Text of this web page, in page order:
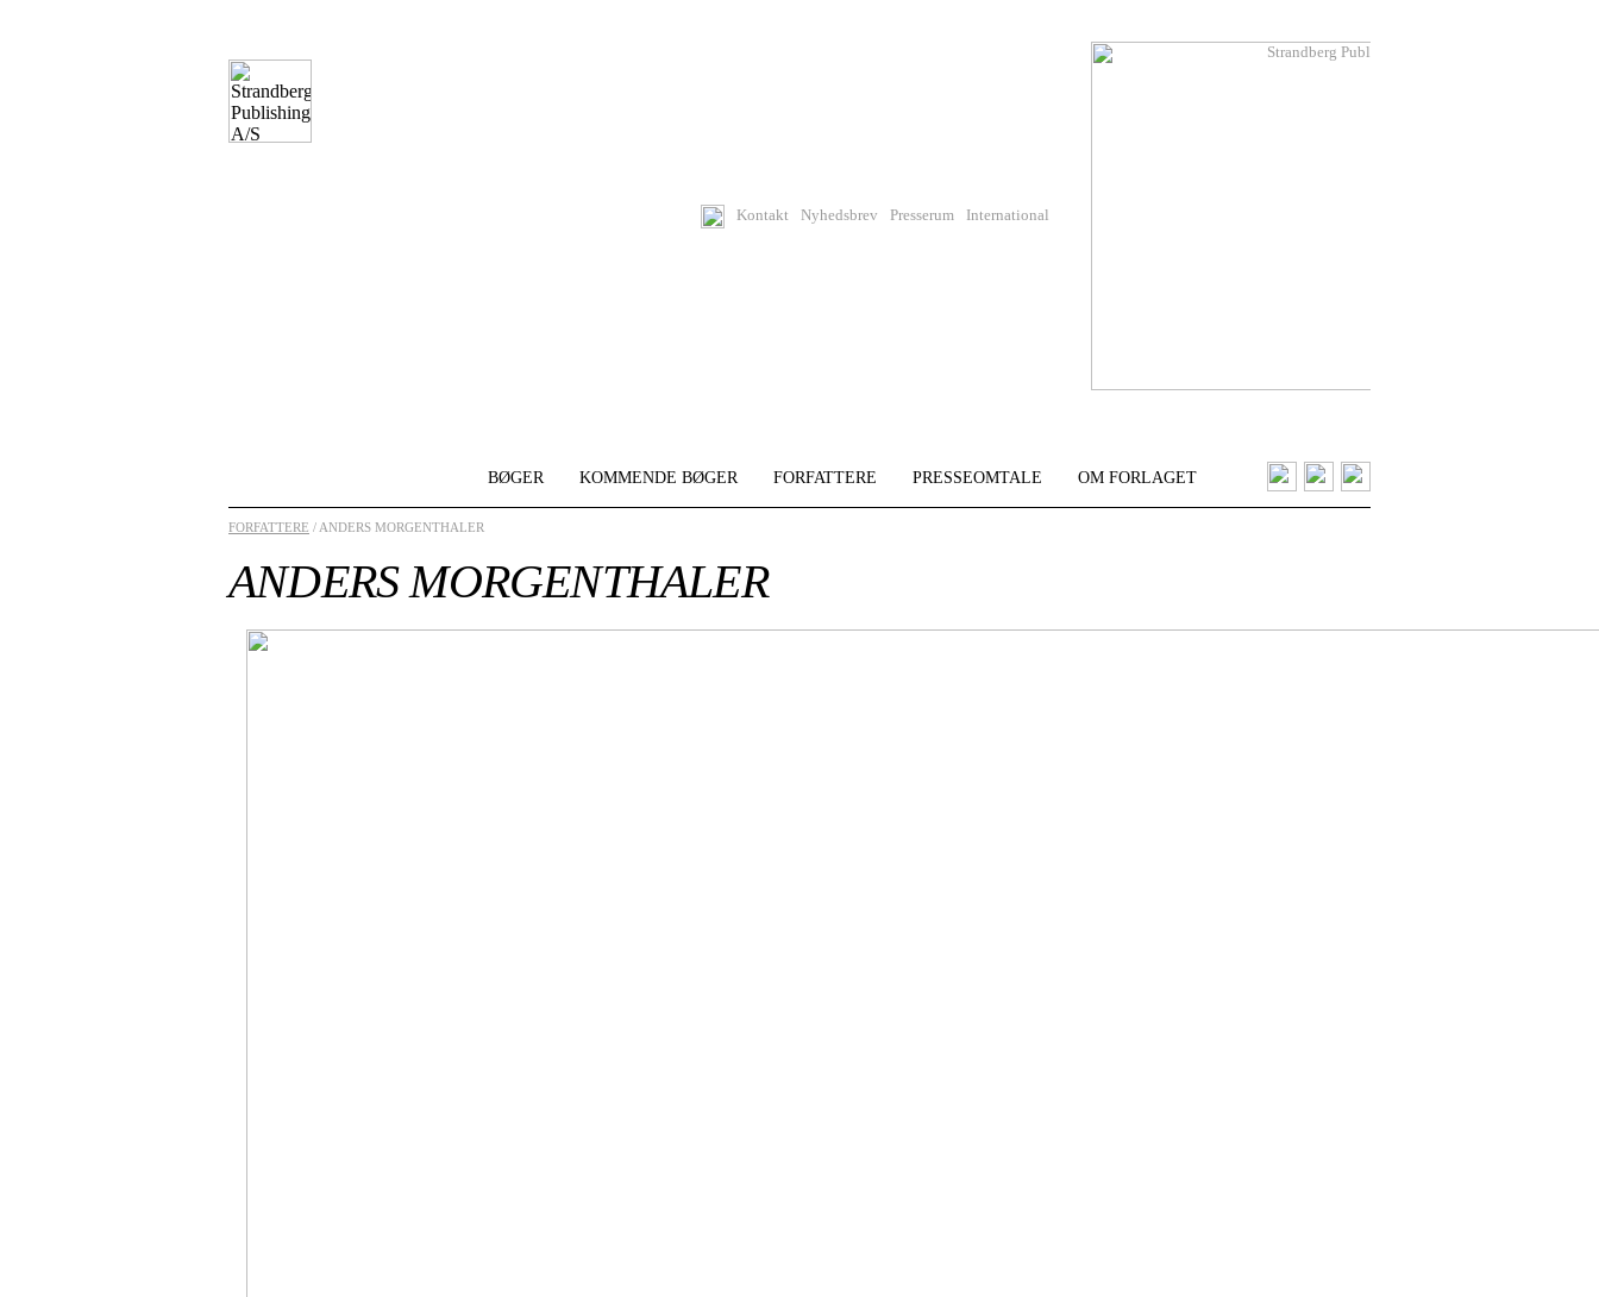
Kontakt Nyhedsbrev Presserum International
BØGER KOMMENDE BØGER FORFATTERE PRESSEOMTALE OM FORLAGET
FORFATTERE / ANDERS MORGENTHALER
ANDERS MORGENTHALER